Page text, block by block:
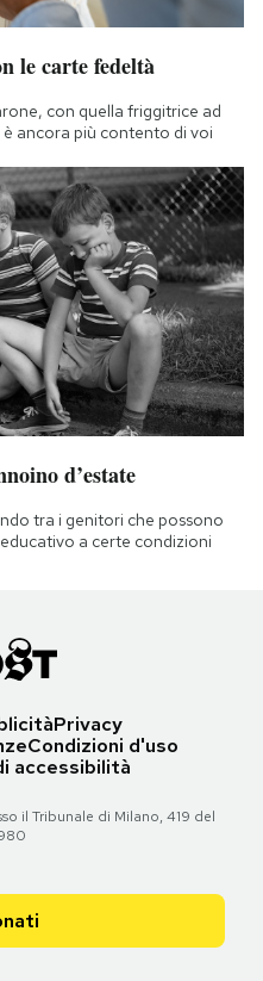
le carte fedeltà
con quella friggitrice ad
ancora più contento di voi
d’estate
tra i genitori che possono
a certe condizioni
Privacy
Condizioni d'uso
accessibilità
il Tribunale di Milano, 419 del